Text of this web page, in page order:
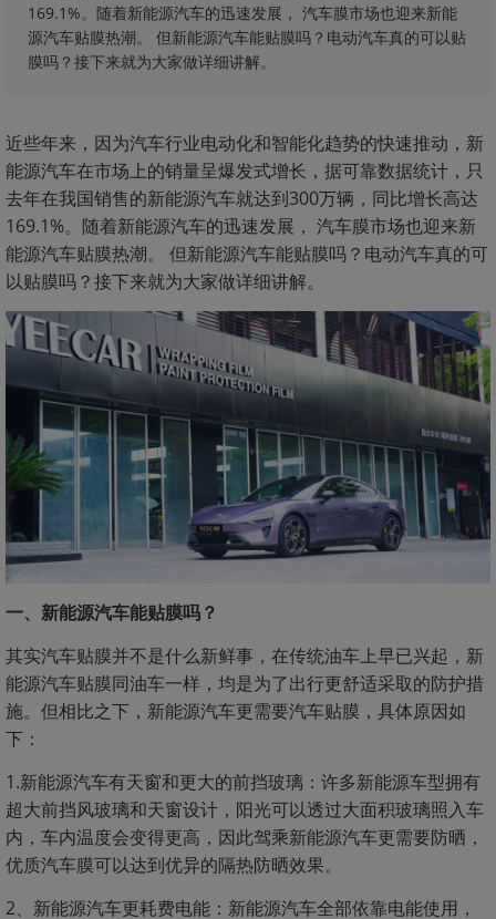
169.1%。随着新能源汽车的迅速发展， 汽车膜市场也迎来新能
源汽车贴膜热潮。 但新能源汽车能贴膜吗？电动汽车真的可以贴
膜吗？接下来就为大家做详细讲解。
近些年来，因为汽车行业电动化和智能化趋势的快速推动，新
能源汽车在市场上的销量呈爆发式增长，据可靠数据统计，只
去年在我国销售的新能源汽车就达到300万辆，同比增长高达
169.1%。随着新能源汽车的迅速发展， 汽车膜市场也迎来新
能源汽车贴膜热潮。 但新能源汽车能贴膜吗？电动汽车真的可
以贴膜吗？接下来就为大家做详细讲解。
一、新能源汽车能贴膜吗？
其实汽车贴膜并不是什么新鲜事，在传统油车上早已兴起，新
能源汽车贴膜同油车一样，均是为了出行更舒适采取的防护措
施。但相比之下，新能源汽车更需要汽车贴膜，具体原因如
下：
1.新能源汽车有天窗和更大的前挡玻璃：许多新能源车型拥有
超大前挡风玻璃和天窗设计，阳光可以透过大面积玻璃照入车
内，车内温度会变得更高，因此驾乘新能源汽车更需要防晒，
优质汽车膜可以达到优异的隔热防晒效果。
2、新能源汽车更耗费电能：新能源汽车全部依靠电能使用，